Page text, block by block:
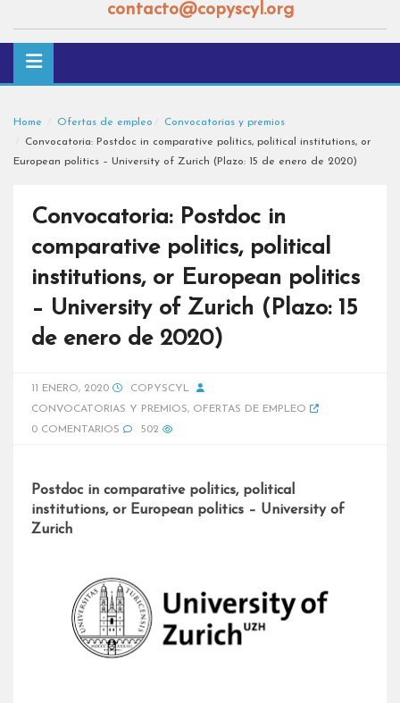
contacto@copyscyl.org
Home Ofertas de empleo
Convocatorias y premios
Convocatoria: Postdoc in comparative politics, political institutions, or
European politics – University of Zurich (Plazo: 15 de enero de 2020)
Convocatoria: Postdoc in
comparative politics, political
institutions, or European politics
– University of Zurich (Plazo: 15
de enero de 2020)
11 ENERO, 2020
COPYSCYL
CONVOCATORIAS Y PREMIOS, OFERTAS DE EMPLEO
0 COMENTARIOS
502
Postdoc in comparative politics, political
institutions, or European politics – University of
Zurich